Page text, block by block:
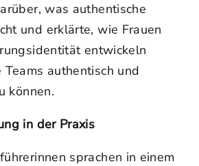
was authentische
und erklärte, wie Frauen
entwickeln
Teams authentisch und
können.
in der Praxis
sprachen in einem